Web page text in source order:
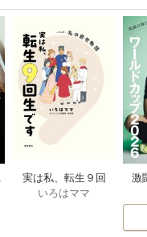
実は私、転生９回
生です マンガ
いろはママ
激